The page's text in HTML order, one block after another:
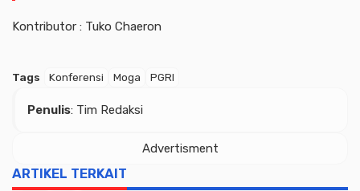
Kontributor : Tuko Chaeron
Tags Konferensi Moga PGRI
Penulis: Tim Redaksi
Advertisment
ARTIKEL TERKAIT